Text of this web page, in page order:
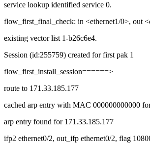
service lookup identified service 0.
flow_first_final_check: in <ethernet1/0>, out
existing vector list 1-b26c6e4.
Session (id:255759) created for first pak 1
flow_first_install_session======>
route to 171.33.185.177
cached arp entry with MAC 000000000000
arp entry found for 171.33.185.177
ifp2 ethernet0/2, out_ifp ethernet0/2, flag